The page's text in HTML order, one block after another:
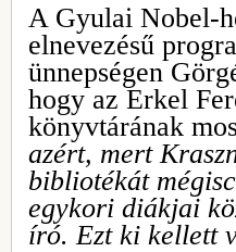
A Gyulai Nobel-
elnevezésű
ünnepségen
hogy az Erkel
könyvtárának
azért, mert
bibliotékát
egykori diákjai
író. Ezt ki kellett